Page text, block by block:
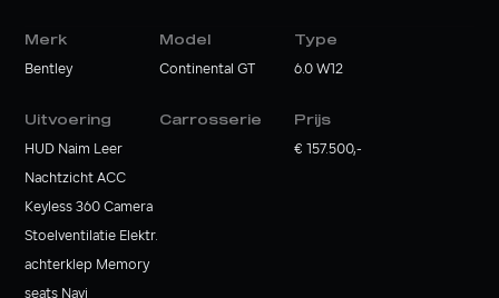
Merk
Bentley
Model
Continental GT
Type
6.0 W12
Uitvoering
HUD Naim Leer
Nachtzicht ACC
Keyless 360 Camera
Stoelventilatie Elektr.
achterklep Memory
seats Navi
Carrosserie Prijs
€ 157.500,-